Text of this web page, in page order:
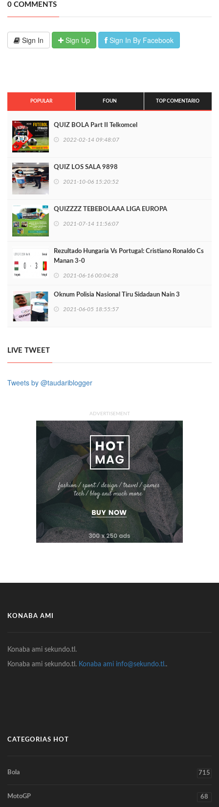
0 COMMENTS
Sign In Sign Up Sign In By Facebook
POPULAR FOUN TOP COMENTARIO
QUIZ BOLA Part II Telkomcel
2022-02-14 09:48:07
QUIZ LOS SALA 9898
2021-10-06 15:20:52
QUIZZZZ TEBEBOLAAA LIGA EUROPA
2021-07-14 11:56:07
Rezultado Hungaria Vs Portugal: Cristiano Ronaldo Cs
Manan 3-0
2021-06-16 00:04:28
Oknum Polisia Nasional Tiru Sidadaun Nain 3
2021-06-05 18:55:57
LIVE TWEET
Tweets by @taudariblogger
ADVERTISEMENT
KONABA AMI
Konaba ami sekundo.tl.
Konaba ami sekundo.tl. Konaba ami info@sekundo.tl..
CATEGORIAS HOT
Bola 715
MotoGP 68